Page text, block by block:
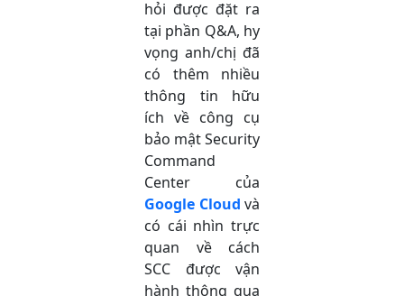
hỏi được đặt ra
tại phần Q&A, hy
vọng anh/chị đã
có thêm nhiều
thông tin hữu
ích về công cụ
bảo mật Security
Command
Center của
Google Cloud và
có cái nhìn trực
quan về cách
SCC được vận
hành thông qua